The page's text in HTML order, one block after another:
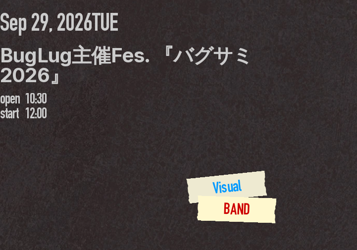
Sep 29, 2026TUE
BugLug主催Fes. 『バグサミ
2026』
open 10:30
start 12:00
Visual
BAND